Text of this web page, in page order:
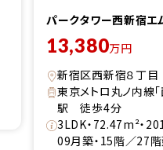
パークタワー西新宿エ
13,380万円
新宿区西新宿８丁目
東京メトロ丸ノ内線
駅 徒歩4分
3LDK・72.47m²・
09月築・15階／27